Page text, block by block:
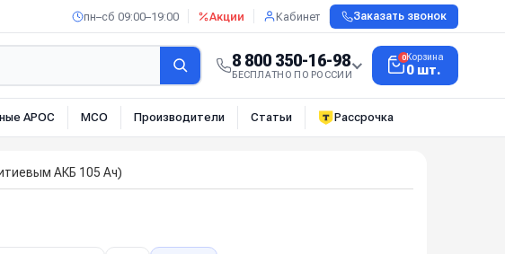
пн–сб 09:00–19:00 Акции Кабинет Заказать звонок
8 800 350-16-98
БЕСПЛАТНО ПО РОССИИ
0Корзина
0 шт.
АРОС МСО Производители Статьи Рассрочка
АКБ 105 Ач)